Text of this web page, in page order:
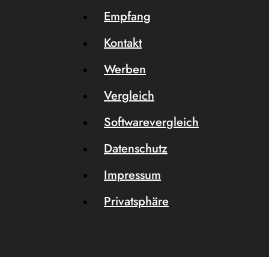
Empfang
Kontakt
Werben
Vergleich
Softwarevergleich
Datenschutz
Impressum
Privatsphäre